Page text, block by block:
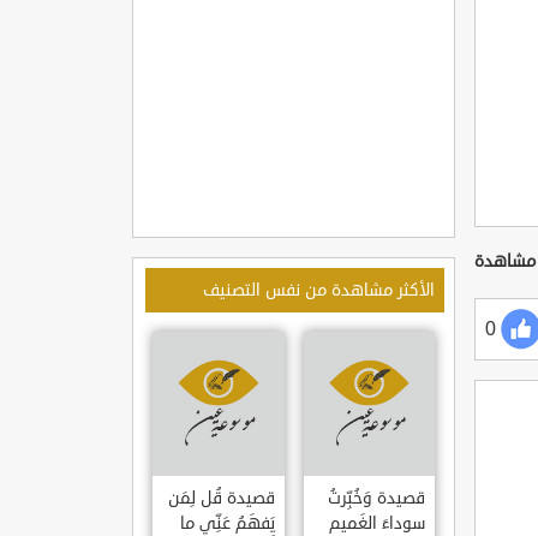
0
الأكثر مشاهدة من نفس التصنيف
قصيدة وَخُبِّرتُ
سوداءَ الغَميم
قصيدة قُل لِمَن
يَفهَمُ عَنِّي ما